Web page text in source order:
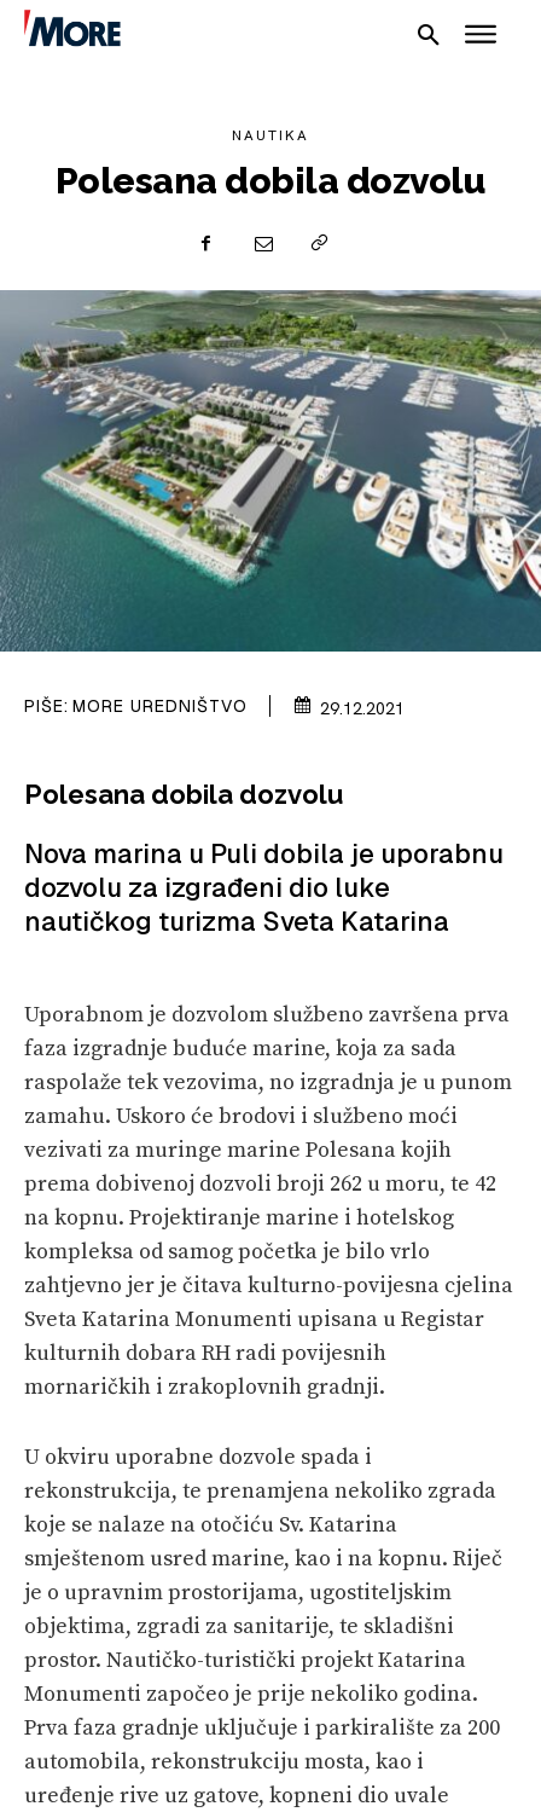
SPORT
PLOVILA
PLOVIDBA
SPIZA
VELIKE PRIČE
PRETPLATA
SHOP
NAUTIKA
Polesana dobila dozvolu
PIŠE: MORE UREDNIŠTVO 29.12.2021
Polesana dobila dozvolu
Nova marina u Puli dobila je uporabnu
dozvolu za izgrađeni dio luke
nautičkog turizma Sveta Katarina
Uporabnom je dozvolom službeno završena prva
faza izgradnje buduće marine, koja za sada
raspolaže tek vezovima, no izgradnja je u punom
zamahu. Uskoro će brodovi i službeno moći
vezivati za muringe marine Polesana kojih
prema dobivenoj dozvoli broji 262 u moru, te 42
na kopnu. Projektiranje marine i hotelskog
kompleksa od samog početka je bilo vrlo
zahtjevno jer je čitava kulturno-povijesna cjelina
Sveta Katarina Monumenti upisana u Registar
kulturnih dobara RH radi povijesnih
mornaričkih i zrakoplovnih gradnji.
U okviru uporabne dozvole spada i
rekonstrukcija, te prenamjena nekoliko zgrada
koje se nalaze na otočiću Sv. Katarina
smještenom usred marine, kao i na kopnu. Riječ
je o upravnim prostorijama, ugostiteljskim
objektima, zgradi za sanitarije, te skladišni
prostor. Nautičko-turistički projekt Katarina
Monumenti započeo je prije nekoliko godina.
Prva faza gradnje uključuje i parkiralište za 200
automobila, rekonstrukciju mosta, kao i
uređenje rive uz gatove, kopneni dio uvale